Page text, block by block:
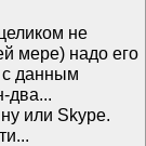
не
мере) надо его
с данным
два...
или Skype.